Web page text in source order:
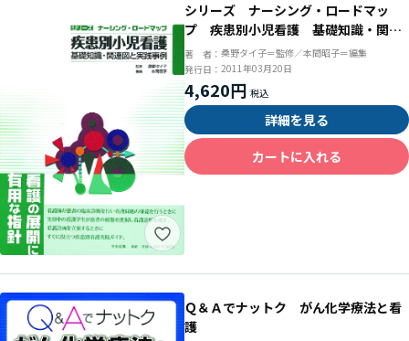
シリーズ ナーシング・ロードマッ
プ 疾患別小児看護 基礎知識・関連
図と実践事例
著 者： 桑野タイ子＝監修／本間昭子＝編集
発行日： 2011年03月20日
4,620円
詳細を見る
カートに入れる
Ｑ＆Ａでナットク がん化学療法と看
護